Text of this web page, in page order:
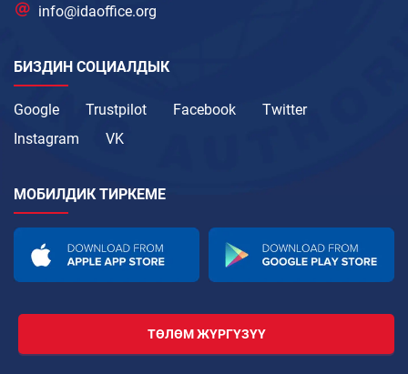
info@idaoffice.org
БИЗДИН СОЦИАЛДЫК
Google Trustpilot Facebook
Twitter
Instagram
VK
МОБИЛДИК ТИРКЕМЕ
ТӨЛӨМ ЖҮРГҮЗҮҮ